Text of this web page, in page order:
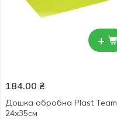
+
184.00 ₴
Дошка обробна Plast Team
24x35см